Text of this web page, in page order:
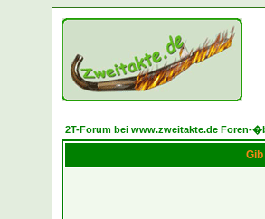
2T-Forum bei www.zweitakte.de Foren-